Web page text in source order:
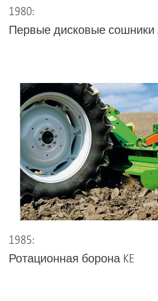
1980:
Первые дисковые сошники
1985:
Ротационная борона KE